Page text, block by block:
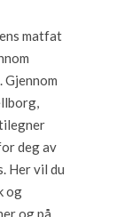
matfat
deg av
Her vil du
og
og på